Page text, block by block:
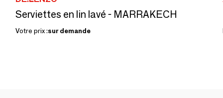
Serviettes en lin lavé - MARRAKECH
Votre prix :sur demande